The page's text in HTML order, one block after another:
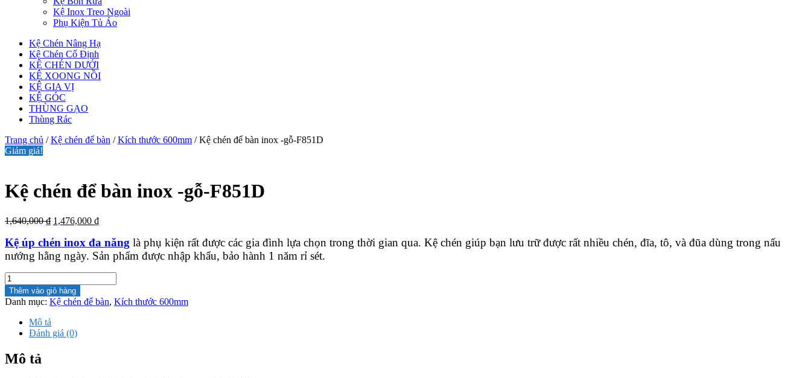
Kệ Inox Treo Ngoài
Phụ Kiện Tủ Áo
Kệ Chén Nâng Hạ
Kệ Chén Cố Định
KỆ CHÉN DƯỚI
KỆ XOONG NỒI
KỆ GIA VỊ
KỆ GÓC
THÙNG GẠO
Thùng Rác
Trang chủ /Kệ chén để bàn /Kích thước 600mm / Kệ chén để bàn inox -gỗ-F851D
Giảm giá!
Kệ chén để bàn inox -gỗ-F851D
1,640,000₫ Giá
là:
1,640,000 ₫.
1,476,000 ₫Giá
tại
là:
1,476,000 ₫.
Kệ úp chén inox đa năng là phụ kiện rất được các gia đình lựa chọn trong thời gian qua. Kệ chén giúp bạn lưu trữ được rất nhiều chén, đĩa, tô, và đũa dùng trong nấu
nướng hằng ngày. Sản phẩm được nhập khẩu, bảo hành 1 năm rỉ sét.
Kệ
chén
để
inox
F851D
số
Thêm vào giỏ hàng
Danh mục: Kệ chén để bàn, Kích thước 600mm
Mô tả
Đánh giá (0)
Mô tả